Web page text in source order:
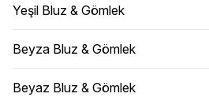
Yeşil Bluz & Gömlek
Beyza Bluz & Gömlek
Beyaz Bluz & Gömlek